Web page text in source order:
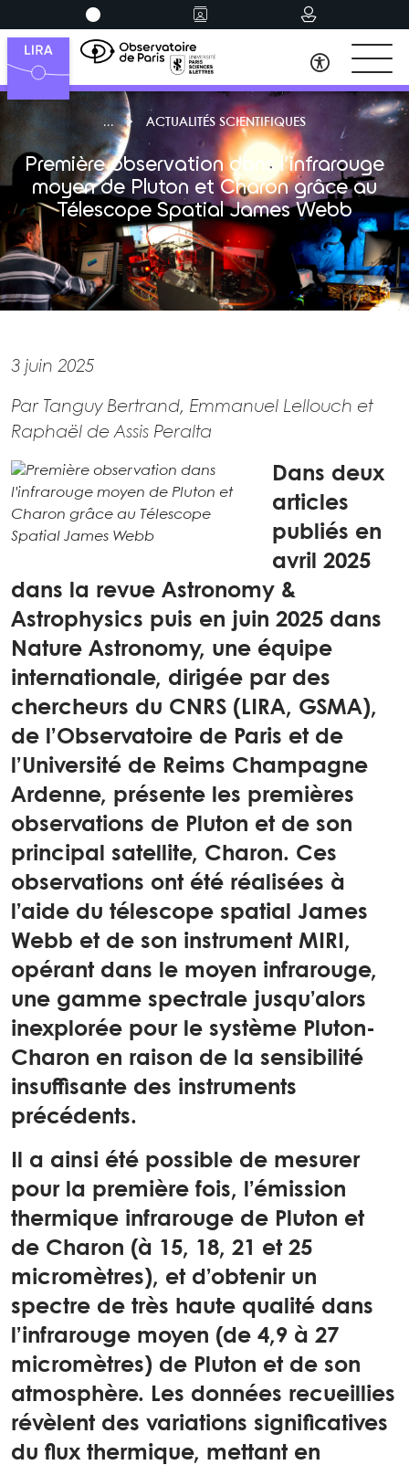
ACTUALITÉS SCIENTIFIQUES
Première observation dans l’infrarouge
moyen de Pluton et Charon grâce au
Télescope Spatial James Webb
3 juin 2025
Par Tanguy Bertrand, Emmanuel Lellouch et
Raphaël de Assis Peralta
Dans deux
articles
publiés en
avril 2025
dans la revue Astronomy &
Astrophysics puis en juin 2025 dans
Nature Astronomy, une équipe
internationale, dirigée par des
chercheurs du CNRS (LIRA, GSMA),
de l’Observatoire de Paris et de
l’Université de Reims Champagne
Ardenne, présente les premières
observations de Pluton et de son
principal satellite, Charon. Ces
observations ont été réalisées à
l’aide du télescope spatial James
Webb et de son instrument MIRI,
opérant dans le moyen infrarouge,
une gamme spectrale jusqu’alors
inexplorée pour le système Pluton-
Charon en raison de la sensibilité
insuffisante des instruments
précédents.
Il a ainsi été possible de mesurer
pour la première fois, l’émission
thermique infrarouge de Pluton et
de Charon (à 15, 18, 21 et 25
micromètres), et d’obtenir un
spectre de très haute qualité dans
l’infrarouge moyen (de 4,9 à 27
micromètres) de Pluton et de son
atmosphère. Les données recueillies
révèlent des variations significatives
du flux thermique, mettant en